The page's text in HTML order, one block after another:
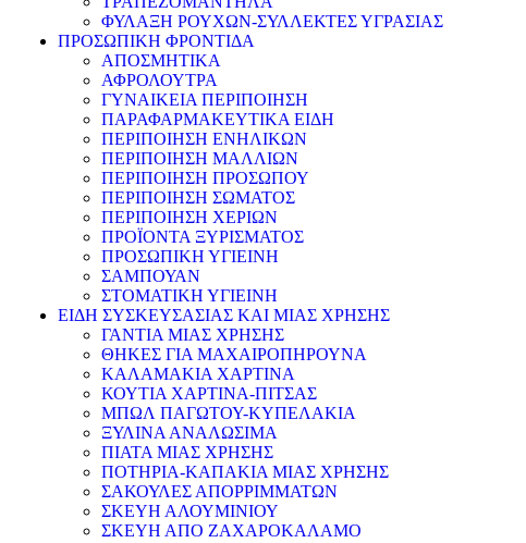
ΦΥΛΑΞΗ ΡΟΥΧΩΝ-ΣΥΛΛΕΚΤΕΣ ΥΓΡΑΣΙΑΣ
ΠΡΟΣΩΠΙΚΗ ΦΡΟΝΤΙΔΑ
ΑΠΟΣΜΗΤΙΚΑ
ΑΦΡΟΛΟΥΤΡΑ
ΓΥΝΑΙΚΕΙΑ ΠΕΡΙΠΟΙΗΣΗ
ΠΑΡΑΦΑΡΜΑΚΕΥΤΙΚΑ ΕΙΔΗ
ΠΕΡΙΠΟΙΗΣΗ ΕΝΗΛΙΚΩΝ
ΠΕΡΙΠΟΙΗΣΗ ΜΑΛΛΙΩΝ
ΠΕΡΙΠΟΙΗΣΗ ΠΡΟΣΩΠΟΥ
ΠΕΡΙΠΟΙΗΣΗ ΣΩΜΑΤΟΣ
ΠΕΡΙΠΟΙΗΣΗ ΧΕΡΙΩΝ
ΠΡΟΪΟΝΤΑ ΞΥΡΙΣΜΑΤΟΣ
ΠΡΟΣΩΠΙΚΗ ΥΓΙΕΙΝΗ
ΣΑΜΠΟΥΑΝ
ΣΤΟΜΑΤΙΚΗ ΥΓΙΕΙΝΗ
ΕΙΔΗ ΣΥΣΚΕΥΣΑΣΙΑΣ ΚΑΙ ΜΙΑΣ ΧΡΗΣΗΣ
ΓΑΝΤΙΑ ΜΙΑΣ ΧΡΗΣΗΣ
ΘΗΚΕΣ ΓΙΑ ΜΑΧΑΙΡΟΠΗΡΟΥΝΑ
ΚΑΛΑΜΑΚΙΑ ΧΑΡΤΙΝΑ
ΚΟΥΤΙΑ ΧΑΡΤΙΝΑ-ΠΙΤΣΑΣ
ΜΠΩΛ ΠΑΓΩΤΟΥ-ΚΥΠΕΛΑΚΙΑ
ΞΥΛΙΝΑ ΑΝΑΛΩΣΙΜΑ
ΠΙΑΤΑ ΜΙΑΣ ΧΡΗΣΗΣ
ΠΟΤΗΡΙΑ-ΚΑΠΑΚΙΑ ΜΙΑΣ ΧΡΗΣΗΣ
ΣΑΚΟΥΛΕΣ ΑΠΟΡΡΙΜΜΑΤΩΝ
ΣΚΕΥΗ ΑΛΟΥΜΙΝΙΟΥ
ΣΚΕΥΗ ΑΠΟ ΖΑΧΑΡΟΚΑΛΑΜΟ